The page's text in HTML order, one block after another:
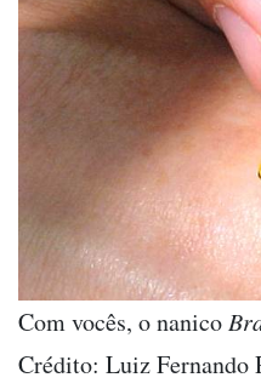
Com vocês, o nanico
Crédito: Luiz Fernando